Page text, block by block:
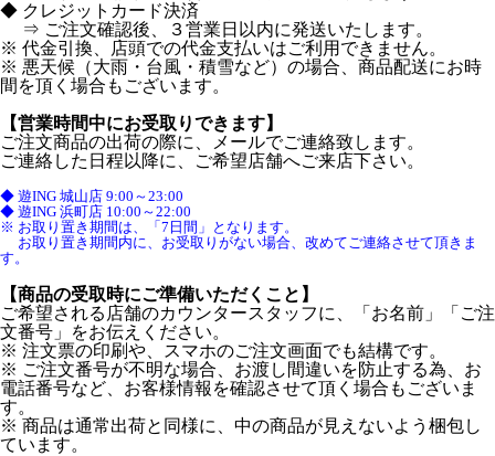
◆ クレジットカード決済
⇒ ご注文確認後、３営業日以内に発送いたします。
※ 代金引換、店頭での代金支払いはご利用できません。
※ 悪天候（大雨・台風・積雪など）の場合、商品配送にお時
間を頂く場合もございます。
【営業時間中にお受取りできます】
ご注文商品の出荷の際に、メールでご連絡致します。
ご連絡した日程以降に、ご希望店舗へご来店下さい。
◆ 遊ING 城山店 9:00～23:00
◆ 遊ING 浜町店 10:00～22:00
※ お取り置き期間は、「7日間」となります。
お取り置き期間内に、お受取りがない場合、改めてご連絡させて頂きま
す。
【商品の受取時にご準備いただくこと】
ご希望される店舗のカウンタースタッフに、「お名前」「ご注
文番号」をお伝えください。
※ 注文票の印刷や、スマホのご注文画面でも結構です。
※ ご注文番号が不明な場合、お渡し間違いを防止する為、お
電話番号など、お客様情報を確認させて頂く場合もございま
す。
※ 商品は通常出荷と同様に、中の商品が見えないよう梱包し
ています。